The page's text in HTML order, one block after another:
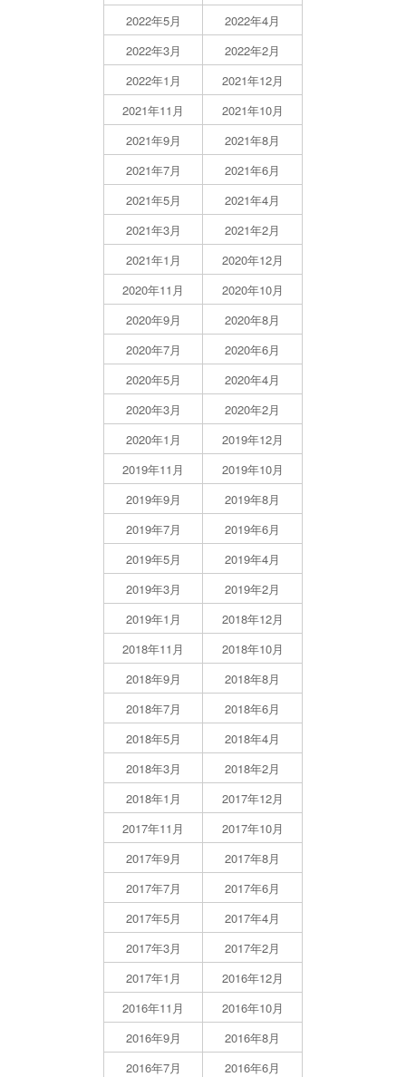
2022年5月
2022年4月
2022年3月
2022年2月
2022年1月
2021年12月
2021年11月
2021年10月
2021年9月
2021年8月
2021年7月
2021年6月
2021年5月
2021年4月
2021年3月
2021年2月
2021年1月
2020年12月
2020年11月
2020年10月
2020年9月
2020年8月
2020年7月
2020年6月
2020年5月
2020年4月
2020年3月
2020年2月
2020年1月
2019年12月
2019年11月
2019年10月
2019年9月
2019年8月
2019年7月
2019年6月
2019年5月
2019年4月
2019年3月
2019年2月
2019年1月
2018年12月
2018年11月
2018年10月
2018年9月
2018年8月
2018年7月
2018年6月
2018年5月
2018年4月
2018年3月
2018年2月
2018年1月
2017年12月
2017年11月
2017年10月
2017年9月
2017年8月
2017年7月
2017年6月
2017年5月
2017年4月
2017年3月
2017年2月
2017年1月
2016年12月
2016年11月
2016年10月
2016年9月
2016年8月
2016年7月
2016年6月